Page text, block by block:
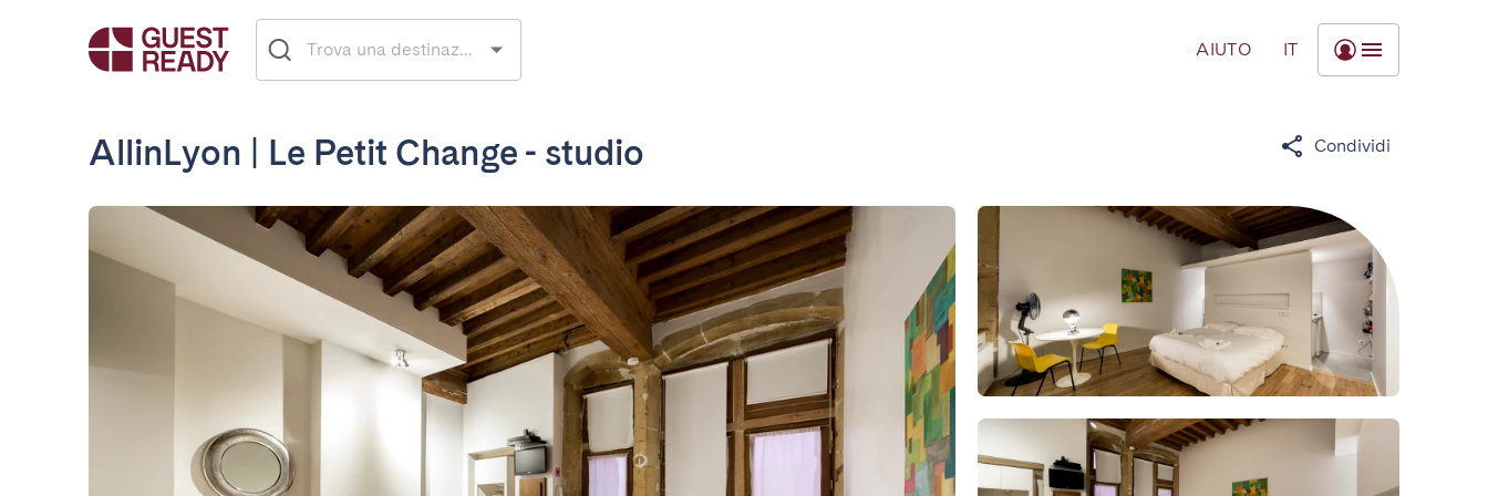
AIUTO IT
AllinLyon | Le Petit Change - studio Condividi